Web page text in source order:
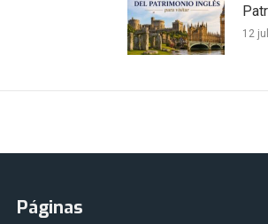
12
Páginas